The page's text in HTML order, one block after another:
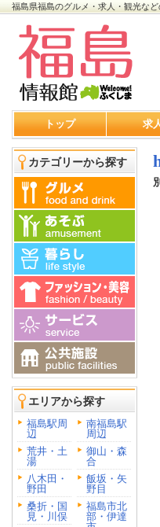
福島県福島のグルメ・求人・観光な
トップ 求
カテゴリーから探す
エリアから探す
福島駅周
辺
南福島駅
周辺
荒井・土
湯
御山・森
合
八木田・
野田
飯坂・矢
野目
桑折・国
見・川俣
福島市北
部・伊達